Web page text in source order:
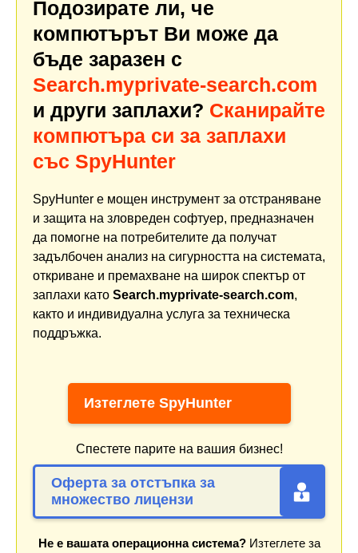
Подозирате ли, че
компютърът Ви може да
бъде заразен с
Search.myprivate-search.com
и други заплахи? Сканирайте
компютъра си за заплахи
със SpyHunter
SpyHunter е мощен инструмент за отстраняване
и защита на зловреден софтуер, предназначен
да помогне на потребителите да получат
задълбочен анализ на сигурността на системата,
откриване и премахване на широк спектър от
заплахи като Search.myprivate-search.com,
както и индивидуална услуга за техническа
поддръжка.
Изтеглете SpyHunter
Спестете парите на вашия бизнес!
Оферта за отстъпка за
множество лицензи
Не е вашата операционна система?Изтеглете за